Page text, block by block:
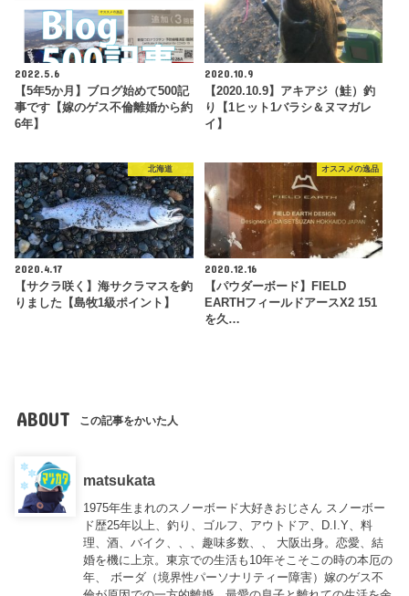
2022.5.6
【5年5か月】ブログ始めて500記
事です【嫁のゲス不倫離婚から約
6年】
2020.10.9
【2020.10.9】アキアジ（鮭）釣
り【1ヒット1バラシ＆ヌマガレ
イ】
北海道
2020.4.17
【サクラ咲く】海サクラマスを釣
りました【島牧1級ポイント】
オススメの逸品
2020.12.16
【パウダーボード】FIELD
EARTHフィールドアースX2 151
を久…
ABOUT この記事をかいた人
matsukata
1975年生まれのスノーボード大好きおじさん スノーボー
ド歴25年以上、釣り、ゴルフ、アウトドア、D.I.Y、料
理、酒、バイク、、、趣味多数、、 大阪出身。恋愛、結
婚を機に上京。東京での生活も10年そこそこの時の本厄の
年、 ボーダ（境界性パーソナリティー障害）嫁のゲス不